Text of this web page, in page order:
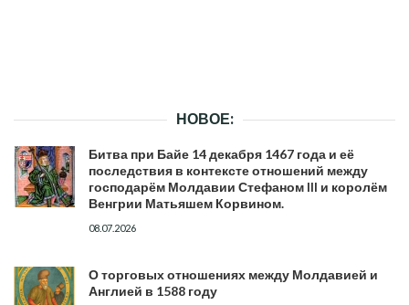
НОВОЕ:
Битва при Байе 14 декабря 1467 года и её
последствия в контексте отношений между
господарём Молдавии Стефаном III и королём
Венгрии Матьяшем Корвином.
08.07.2026
О торговых отношениях между Молдавией и
Англией в 1588 году